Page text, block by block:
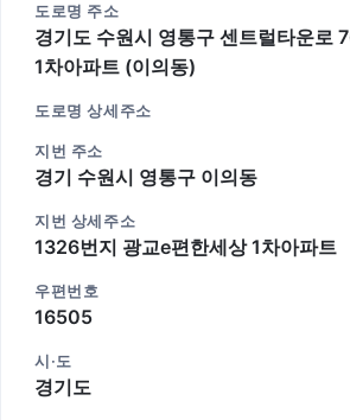
도로명 주소
경기도 수원시 영통구 센트럴타운로
1차아파트 (이의동)
도로명 상세주소
지번 주소
경기 수원시 영통구 이의동
지번 상세주소
1326번지 광교e편한세상 1차아파트
우편번호
16505
시·도
경기도